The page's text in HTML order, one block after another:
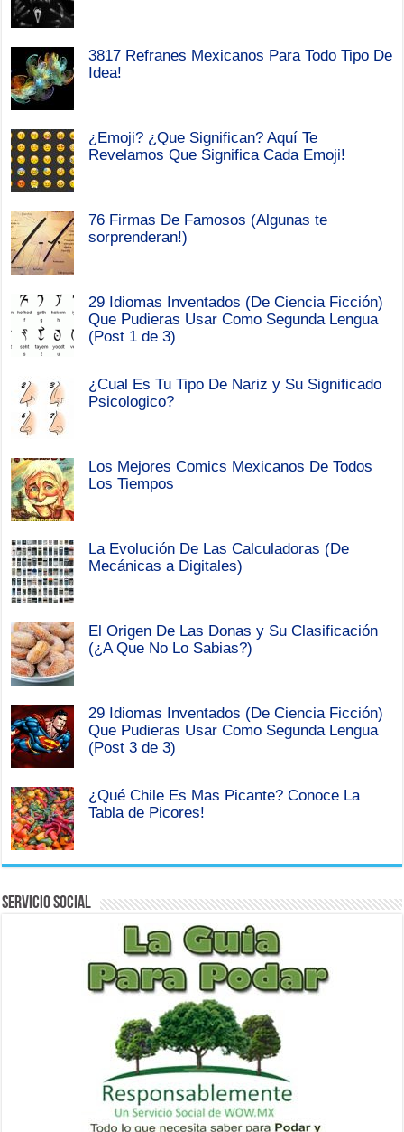
3817 Refranes Mexicanos Para Todo Tipo De
Idea!
¿Emoji? ¿Que Significan? Aquí Te
Revelamos Que Significa Cada Emoji!
76 Firmas De Famosos (Algunas te
sorprenderan!)
29 Idiomas Inventados (De Ciencia Ficción)
Que Pudieras Usar Como Segunda Lengua
(Post 1 de 3)
¿Cual Es Tu Tipo De Nariz y Su Significado
Psicologico?
Los Mejores Comics Mexicanos De Todos
Los Tiempos
La Evolución De Las Calculadoras (De
Mecánicas a Digitales)
El Origen De Las Donas y Su Clasificación
(¿A Que No Lo Sabias?)
29 Idiomas Inventados (De Ciencia Ficción)
Que Pudieras Usar Como Segunda Lengua
(Post 3 de 3)
¿Qué Chile Es Mas Picante? Conoce La
Tabla de Picores!
Servicio Social